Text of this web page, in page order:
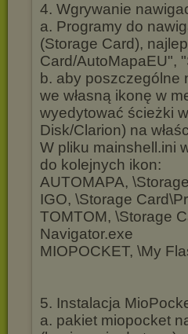
4. Wgrywanie
a. Programy do
(Storage Card),
Card/AutoMapaEU",
b. aby poszczególne
we własną ikonę w
wyedytować ścieżki
Disk/Clarion) na
W pliku mainshell.ini
do kolejnych ikon:
AUTOMAPA,
IGO, \Storage
TOMTOM, \Storage
Navigator.exe
MIOPOCKET, \My
5. Instalacja
a. pakiet miopocket